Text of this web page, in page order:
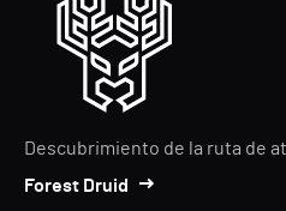
Descubrimiento de la ruta de
Forest Druid